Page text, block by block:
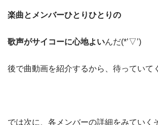
楽曲とメンバーひとりひとりの
歌声がサイコーに心地よいんだ(*’▽’)
後で曲動画を紹介するから、待っていて
では次に、各メンバーの詳細をみていく